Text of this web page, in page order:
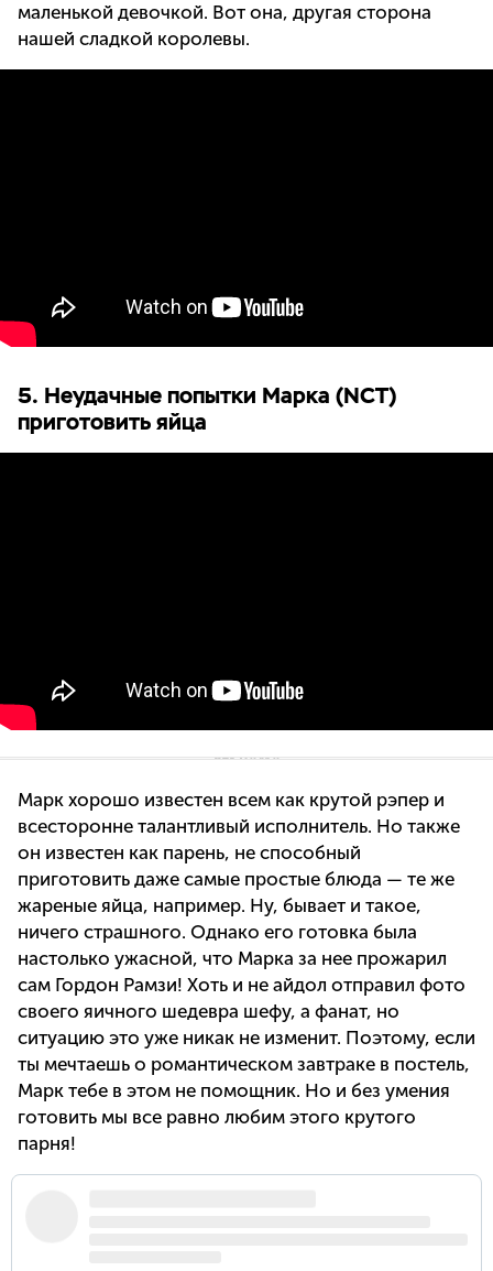
маленькой девочкой. Вот она, другая сторона
нашей сладкой королевы.
5. Неудачные попытки Марка (NCT)
приготовить яйца
Марк хорошо известен всем как крутой рэпер и
всесторонне талантливый исполнитель. Но также
он известен как парень, не способный
приготовить даже самые простые блюда — те же
жареные яйца, например. Ну, бывает и такое,
ничего страшного. Однако его готовка была
настолько ужасной, что Марка за нее прожарил
сам Гордон Рамзи! Хоть и не айдол отправил фото
своего яичного шедевра шефу, а фанат, но
ситуацию это уже никак не изменит. Поэтому, если
ты мечтаешь о романтическом завтраке в постель,
Марк тебе в этом не помощник. Но и без умения
готовить мы все равно любим этого крутого
парня!